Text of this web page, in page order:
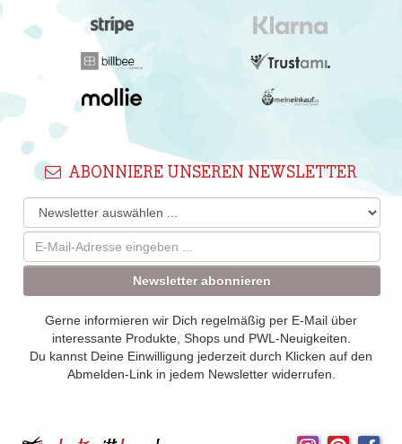
ABONNIERE UNSEREN NEWSLETTER
Newsletter abonnieren
Gerne informieren wir Dich regelmäßig per E-Mail über
interessante Produkte, Shops und PWL-Neuigkeiten.
Du kannst Deine Einwilligung jederzeit durch Klicken auf den
Abmelden-Link in jedem Newsletter widerrufen.